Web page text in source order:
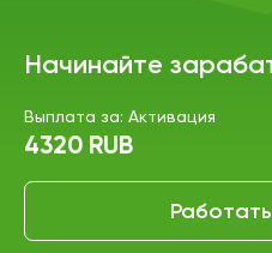
Начинайте
Выплата за: Активация
4320 RUB